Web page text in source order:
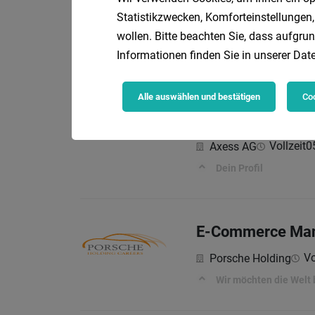
Lagermax Group
Ihre Aufgaben:
Axess AG Vollzeit
Dein Profil
E-Commerce
Porsche Holding
Wir möchten die Welt
Statistikzwecken,
wollen. Bitte beachten Sie, dass
Informationen finden Sie in unserer
Alle auswählen und bestätigen